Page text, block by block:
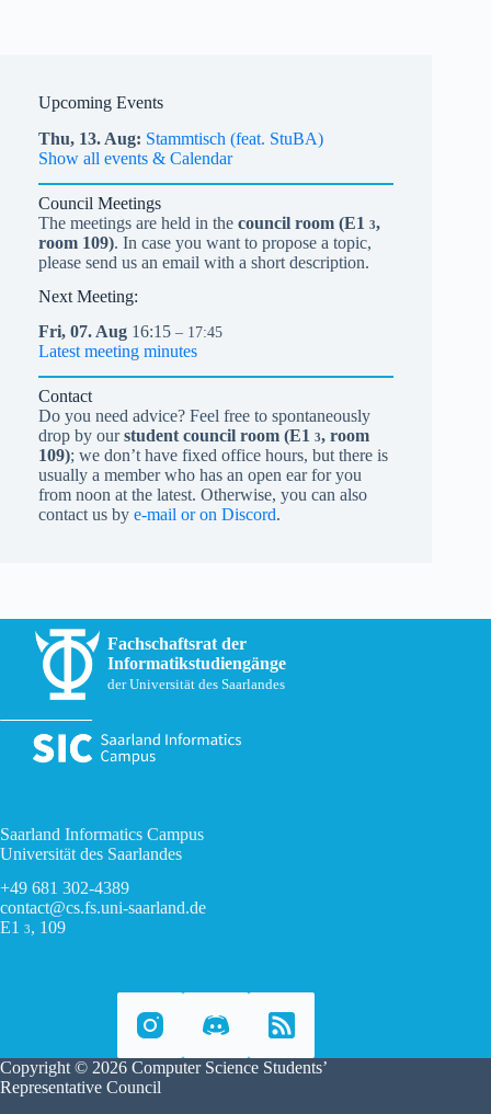
Upcoming Events
Thu, 13. Aug Stammtisch (feat. StuBA)
Show all events & Calendar
Council Meetings
The meetings are held in the council room (E1 3,
room 109). In case you want to propose a topic,
please send us an email with a short description.
Next Meeting:
Fri, 07.Aug 16:15 – 17:45
Latest meeting minutes
Contact
Do you need advice? Feel free to spontaneously
drop by ourstudent council room (E1 3, room
109); we don’t have fixed office hours, but there is
usually a member who has an open ear for you
from noon at the latest. Otherwise, you can also
contact us by e-mail or on Discord.
Fachschaftsrat der
Informatikstudiengänge
der Universität des Saarlandes
Saarland Informatics Campus
Universität des Saarlandes
+49 681 302-4389
contact@cs.fs.uni-saarland.de
E1 3, 109
Copyright © 2026 Computer Science Students’
Representative Council